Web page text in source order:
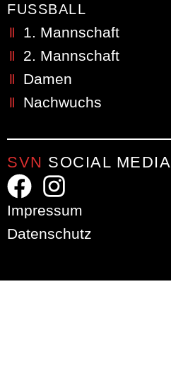
FUSSBALL
1. Mannschaft
2. Mannschaft
Damen
Nachwuchs
SVN SOCIAL MEDIA
Impressum
Datenschutz